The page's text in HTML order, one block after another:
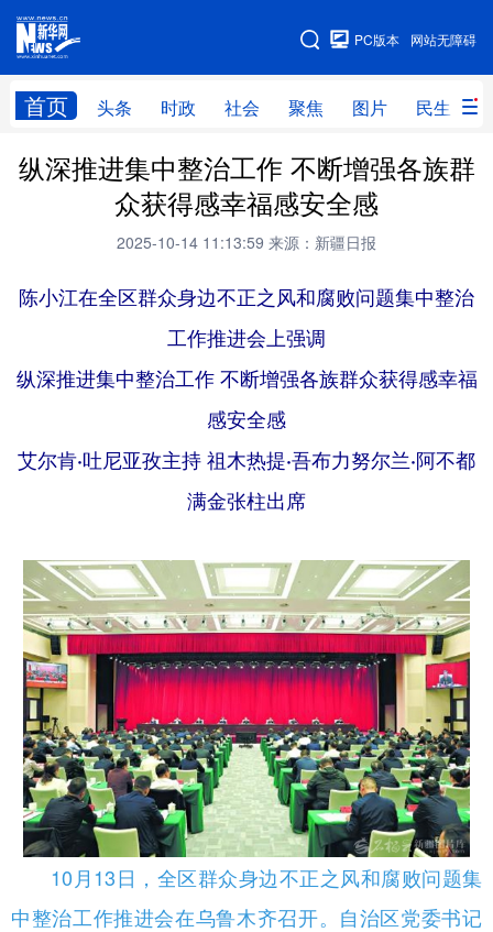
网站无障碍
PC版本
首页 头条 时政 社会 聚焦 图片 民生
网站地图
头条 时政 社会 聚焦
民生 访谈
服务
云游新疆 云端悦读 云看书画 光影新疆
融媒体联播 廉政频道
浙江 安徽 福建 江西
山东 河南 湖北 湖南
广东 广西 海南 重庆
贵州 云南 西藏
陕西 甘肃 青海 宁夏
新疆 内蒙古 黑龙江
多语种频道
纵深推进集中整治工作 不断增强各族群
众获得感幸福感安全感
2025-10-14 11:13:59 来源：新疆日报
陈小江在全区群众身边不正之风和腐败问题集中整治
工作推进会上强调
纵深推进集中整治工作不断增强各族群众获得感幸福
感安全感
艾尔肯·吐尼亚孜主持 祖木热提·吾布力努尔兰·阿不都
满金张柱出席
10月13日，全区群众身边不正之风和腐败问题集
中整治工作推进会在乌鲁木齐召开。自治区党委书记